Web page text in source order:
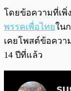
โดยข้อความที่เพิ่
พรรคเพื่อไทยใน
เคยโพสต์ข้อควา
14 ปีที่แล้ว